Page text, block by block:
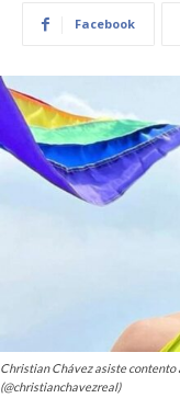
Facebook
Christian Chávez asiste contento
(@christianchavezreal)